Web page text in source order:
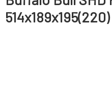
514x189x195(220)